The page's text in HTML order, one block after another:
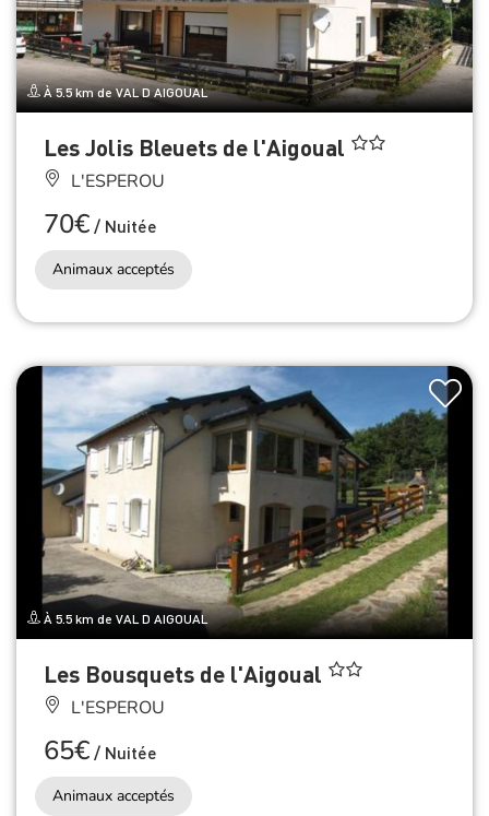
À 5.5 km de VAL D AIGOUAL
Les Jolis Bleuets de l'Aigoual
L'ESPEROU
70€/ Nuitée
Animaux acceptés
À 5.5 km de VAL D AIGOUAL
Les Bousquets de l'Aigoual
L'ESPEROU
65€/ Nuitée
Animaux acceptés